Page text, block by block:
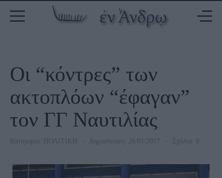
Οι “κόντρες” των
ακτοπλόων “έφαγαν”
τον ΓΓ Ναυτιλίας
Κατηγορία: ΠΟΛΙΤΙΚΗ Δημοσίευση: 26/01/2017 Σχόλια: 0